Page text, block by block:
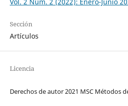
Vol. 2 Núm. 2 (2022): Enero-Junio
Sección
Artículos
Licencia
Derechos de autor 2021 MSC Métodos